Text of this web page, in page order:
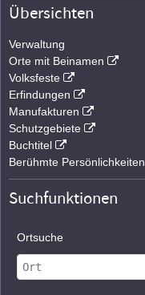
Übersichten
Verwaltung
Orte mit Beinamen
Volksfeste
Erfindungen
Manufakturen
Schutzgebiete
Buchtitel
Berühmte Persönlichkeiten
Suchfunktionen
Ortsuche